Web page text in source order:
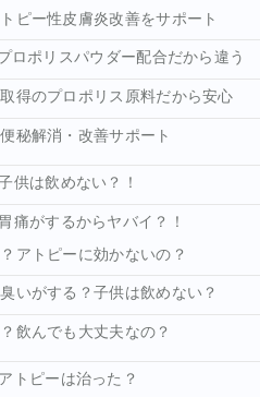
ピー性皮膚炎改善をサポート
ロポリスパウダー配合だから違う
得のプロポリス原料だから安心
秘解消・改善サポート
供は飲めない？！
痛がするからヤバイ？！
アトピーに効かないの？
いがする？子供は飲めない？
飲んでも大丈夫なの？
トピーは治った？